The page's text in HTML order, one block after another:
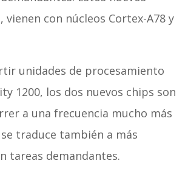
vienen con núcleos Cortex-A78 y
unidades de procesamiento
1200, los dos nuevos chips son
a una frecuencia mucho más
traduce también a más
tareas demandantes.